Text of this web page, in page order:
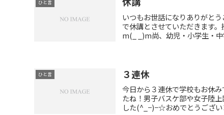
ひと言
いつもお世話になりありがと
で休講とさせていただきます
m(_ _)m尚、幼児・小学生・中
ひと言 ３連休
今日から３連休で学校もお休
たね！男子バスケ部や女子陸
した(^_−)−☆おめでとうござい